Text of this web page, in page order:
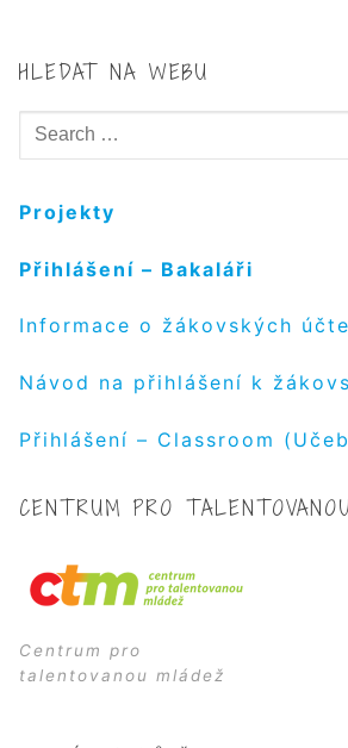
HLEDAT NA WEBU
Hledat:
Projekty
Přihlášení – Bakaláři
Informace o žákovských
Návod na přihlášení k
Přihlášení – Classroom
CENTRUM PRO
Centrum pro
talentovanou mládež